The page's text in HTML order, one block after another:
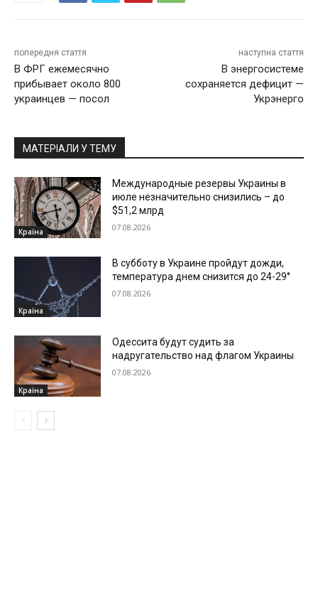
попередня стаття
В ФРГ ежемесячно
прибывает около 800
украинцев — посол
наступна стаття
В энергосистеме
сохраняется дефицит —
Укрэнерго
МАТЕРІАЛИ У ТЕМУ
Країна
Международные резервы Украины в
июле незначительно снизились – до
$51,2 млрд
07.08.2026
Країна
В субботу в Украине пройдут дожди,
температура днем снизится до 24-29°
07.08.2026
Країна
Одессита будут судить за
надругательство над флагом Украины
07.08.2026